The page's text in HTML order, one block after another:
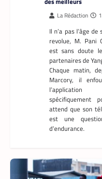
La Rédaction
Il n’a pas l’âge
revolue, M. Pani
est sans doute
partenaires de
Chaque matin,
Marcory, il
spécifiquement
attend que son
est une
d’endurance.